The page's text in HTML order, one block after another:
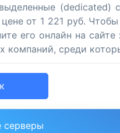
от 1 221 руб.
его онлайн на
компаний, среди
серверы